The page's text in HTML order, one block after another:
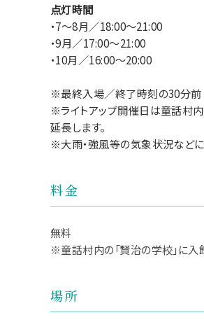
点灯時間
・7～8月／18:00～21:00
・9月／17:00～21:00
・10月／16:00～20:00
※最終入場／終了時刻の30分前
※ライトアップ開催日は童話村内
延長します。
※大雨・強風等の気象状況などに
料金
無料
※童話村内の「賢治の学校」に入
場所